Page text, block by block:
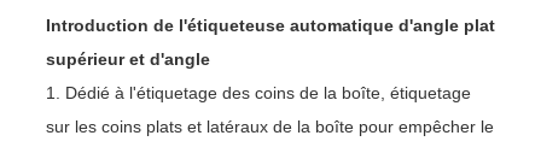
Introduction de l'étiqueteuse automatique d'angle plat
supérieur et d'angle
1. Dédié à l'étiquetage des coins de la boîte, étiquetage
sur les coins plats et latéraux de la boîte pour empêcher le